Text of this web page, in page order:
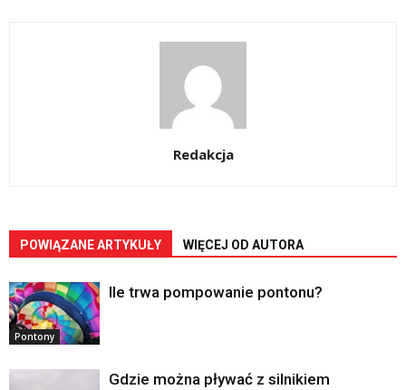
Redakcja
POWIĄZANE ARTYKUŁY WIĘCEJ OD AUTORA
Pontony
Ile trwa pompowanie pontonu?
Gdzie można pływać z silnikiem